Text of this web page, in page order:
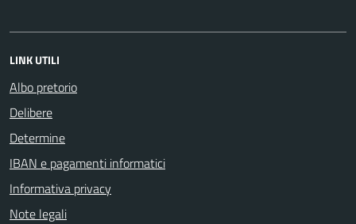
LINK UTILI
Albo pretorio
Delibere
Determine
IBAN e pagamenti informatici
Informativa privacy
Note legali